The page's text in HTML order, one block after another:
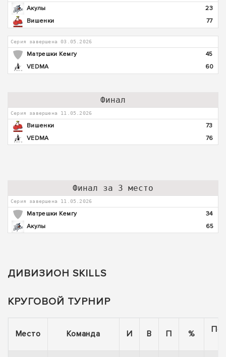
Акулы
23
Вишенки
77
Серия завершена 03.05.2026
Матрешки Кемгу
45
VEDMA
60
Финал
Серия завершена 11.05.2026
Вишенки
73
VEDMA
76
Финал за 3 место
Серия завершена 11.05.2026
Матрешки Кемгу
34
Акулы
65
ДИВИЗИОН SKILLS
КРУГОВОЙ ТУРНИР
Место Команда И В П %